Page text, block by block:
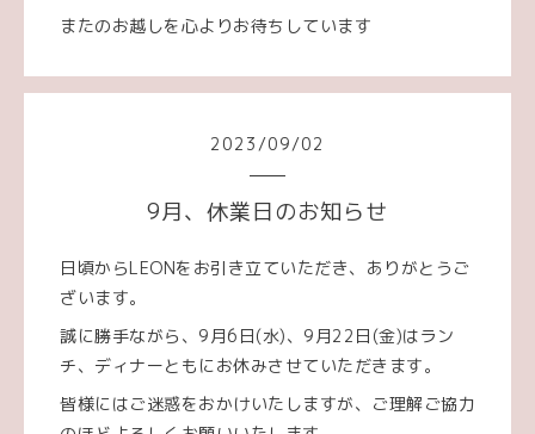
またのお越しを心よりお待ちしています
2023 /09/02
9月、休業日のお知らせ
日頃からLEONをお引き立ていただき、ありがとうご
ざいます。
誠に勝手ながら、9月6日(水)、9月22日(金)はラン
チ、ディナーともにお休みさせていただきます。
皆様にはご迷惑をおかけいたしますが、ご理解ご協力